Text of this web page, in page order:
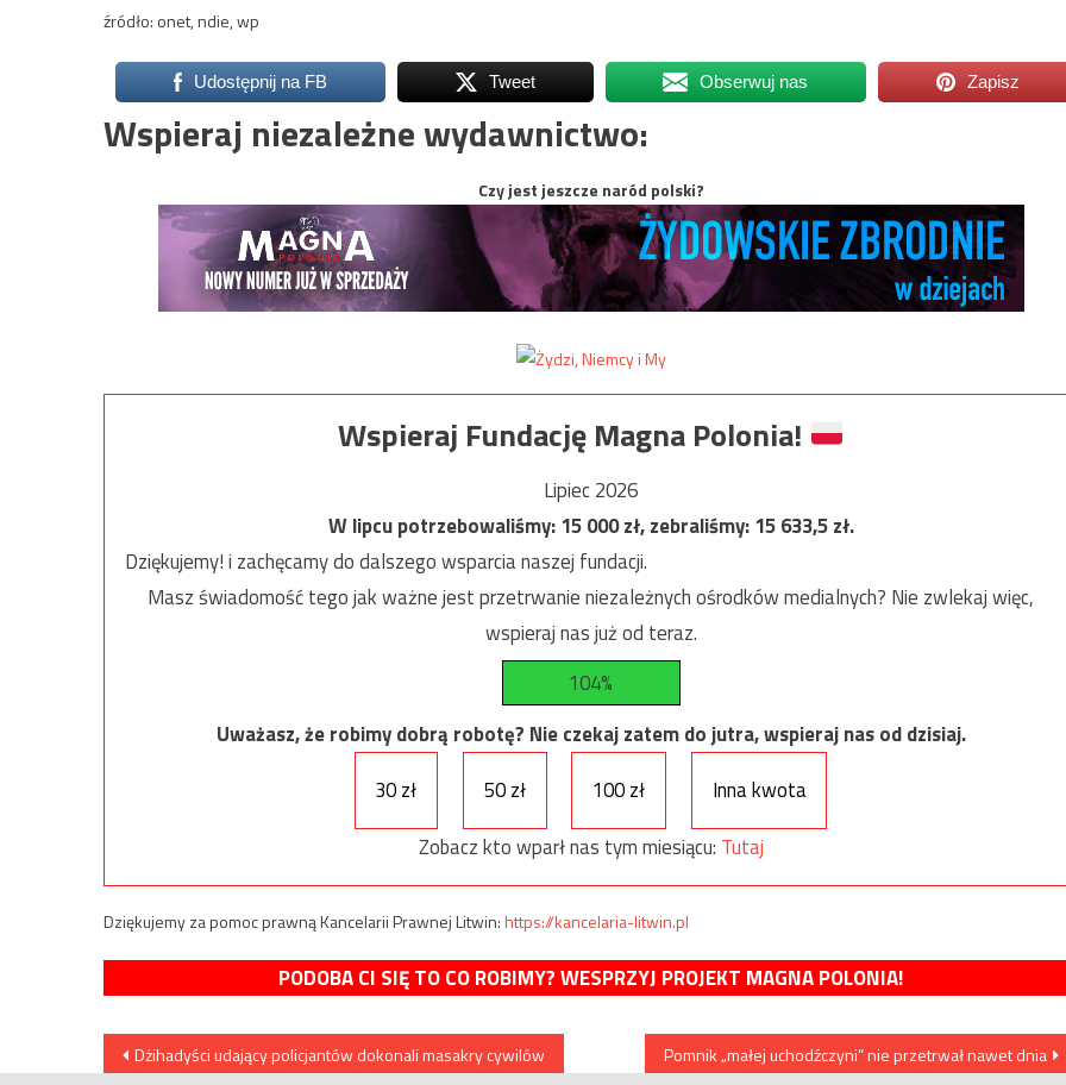
źródło: onet, ndie, wp
Udostępnij na FB Tweet Obserwuj nas Zapisz
Wspieraj niezależne wydawnictwo:
Czy jest jeszcze naród polski?
Wspieraj Fundację Magna Polonia!
Lipiec 2026
W lipcu potrzebowaliśmy:15 000zł, zebraliśmy:15 633,5zł.
Dziękujemy! i zachęcamy do dalszego wsparcia naszej fundacji.
Masz świadomość tego jak ważne jest przetrwanie niezależnych ośrodków medialnych? Nie zwlekaj więc,
wspieraj nas już od teraz.
104%
Uważasz, że robimy dobrą robotę? Nie czekaj zatem do jutra, wspieraj nas od dzisiaj.
30 zł
50 zł 100 zł
Inna kwota
Zobacz kto wparł nas tym miesiącu: Tutaj
Dziękujemy za pomoc prawną Kancelarii Prawnej Litwin:https://kancelaria-litwin.pl
PODOBA CI SIĘ TO CO ROBIMY? WESPRZYJ PROJEKT MAGNA POLONIA!
Nawigacja
Dżihadyści udający policjantów dokonali masakry cywilów Pomnik „małej uchodźczyni” nie przetrwał nawet dnia